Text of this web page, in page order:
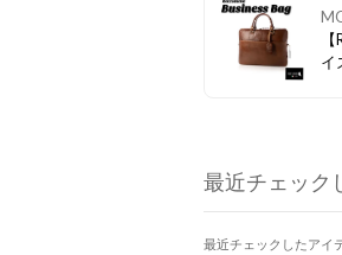
イ
最近チェック
最近チェックしたアイ